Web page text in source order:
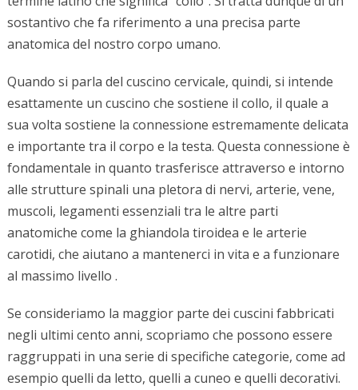
sostantivo che fa riferimento a una precisa parte
anatomica del nostro corpo umano.
Quando si parla del cuscino cervicale, quindi, si intende
esattamente un cuscino che sostiene il collo, il quale a
sua volta sostiene la connessione estremamente delicata
e importante tra il corpo e la testa. Questa connessione è
fondamentale in quanto trasferisce attraverso e intorno
alle strutture spinali una pletora di nervi, arterie, vene,
muscoli, legamenti essenziali tra le altre parti
anatomiche come la ghiandola tiroidea e le arterie
carotidi, che aiutano a mantenerci in vita e a funzionare
al massimo livello .
Se consideriamo la maggior parte dei cuscini fabbricati
negli ultimi cento anni, scopriamo che possono essere
raggruppati in una serie di specifiche categorie, come ad
esempio quelli da letto, quelli a cuneo e quelli decorativi.